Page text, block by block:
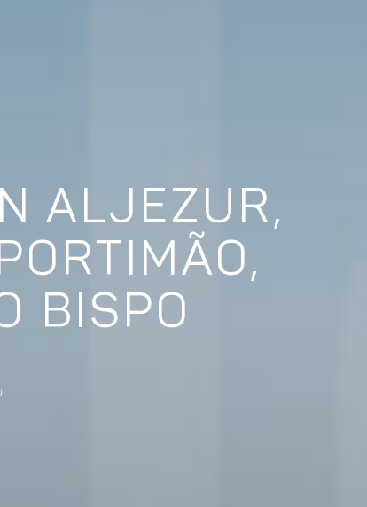
ALJEZUR,
BISPO